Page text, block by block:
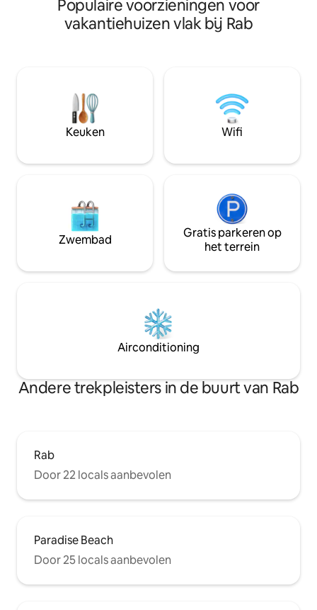
Geniet van de voordelen van gratis 0-24
parkeren + op 10 minuten loopafstand
van de stad of 150 meter naar de
Android TV (Netflix inbegrepen) 2 ruime
slaapkamers 2 badkamers Volledig
uitgeruste moderne keuken met een
grote koelkast Gratis 0-24 parkeerplaats
ontspannen
is gelegen in
dicht bij
geschikt voor
maximaal vier
ontspannen en
Populaire voorzieningen voor
vakantiehuizen vlak bij Rab
Keuken Wifi
Zwembad
Gratis parkeren op
het terrein
Airconditioning
Andere trekpleisters in de buurt van Rab
Rab
Door 22 locals aanbevolen
Paradise Beach
Door 25 locals aanbevolen